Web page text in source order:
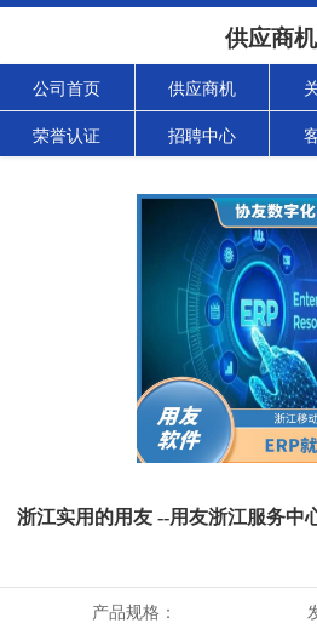
供应商机
公司首页 供应商机
荣誉认证 招聘中心
浙江实用的用友 --用友浙江服务中
产品规格：